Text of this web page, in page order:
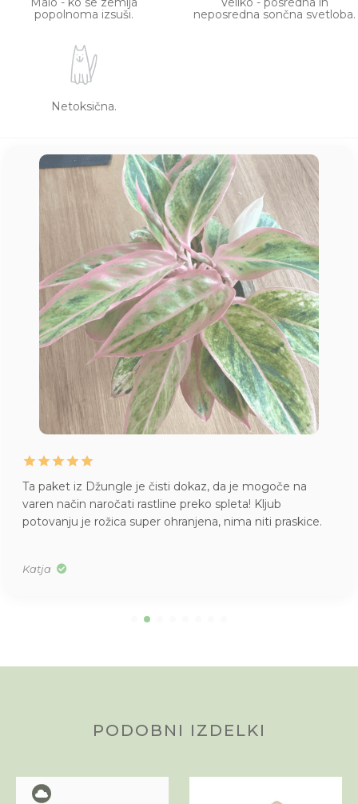
popolnoma izsuši.
neposredna sončna svetloba.
Netoksična.
Ta paket iz Džungle je čisti dokaz, da je mogoče na
varen način naročati rastline preko spleta! Kljub
potovanju je rožica super ohranjena, nima niti praskice.
Katja
PODOBNI IZDELKI